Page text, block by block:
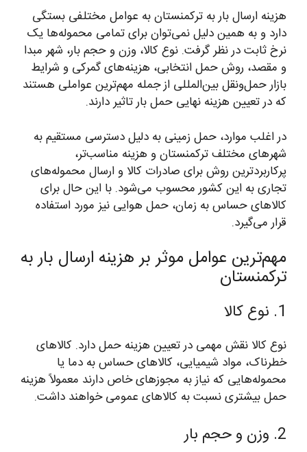
هزینه ارسال بار به ترکمنستان به عوامل مختلفی بستگی
دارد و به همین دلیل نمی‌توان برای تمامی محموله‌ها یک
نرخ ثابت در نظر گرفت. نوع کالا، وزن و حجم بار، شهر مبدا
و مقصد، روش حمل انتخابی، هزینه‌های گمرکی و شرایط
بازار حمل‌ونقل بین‌المللی از جمله مهم‌ترین عواملی هستند
که در تعیین هزینه نهایی حمل بار تاثیر دارند.
در اغلب موارد، حمل زمینی به دلیل دسترسی مستقیم به
شهرهای مختلف ترکمنستان و هزینه مناسب‌تر،
پرکاربردترین روش برای صادرات کالا و ارسال محموله‌های
تجاری به این کشور محسوب می‌شود. با این حال برای
کالاهای حساس به زمان، حمل هوایی نیز مورد استفاده
قرار می‌گیرد.
مهم‌ترین عوامل موثر بر هزینه ارسال بار به
ترکمنستان
1. نوع کالا
نوع کالا نقش مهمی در تعیین هزینه حمل دارد. کالاهای
خطرناک، مواد شیمیایی، کالاهای حساس به دما یا
محموله‌هایی که نیاز به مجوزهای خاص دارند معمولاً هزینه
حمل بیشتری نسبت به کالاهای عمومی خواهند داشت.
2. وزن و حجم بار